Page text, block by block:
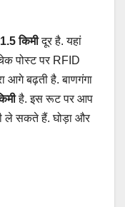
1.5 किमीदूर है. यहां
पोस्ट पर RFID
आगे बढ़ती है. बाणगंगा
है. इस रूट पर आप
ले सकते हैं. घोड़ा और